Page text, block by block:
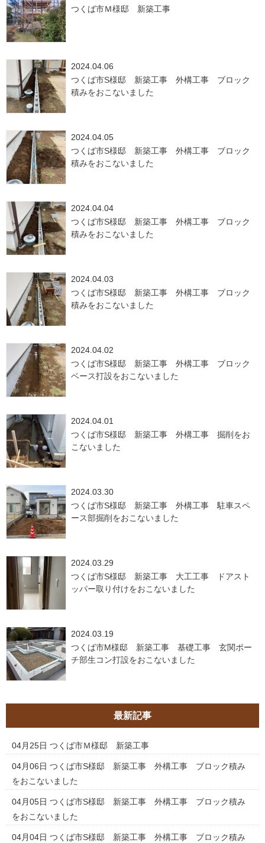
つくば市Ｍ様邸 新築工事
2024.04.06
つくば市S様邸 新築工事 外構工事 ブロック
積みをおこないました
2024.04.05
つくば市S様邸 新築工事 外構工事 ブロック
積みをおこないました
2024.04.04
つくば市S様邸 新築工事 外構工事 ブロック
積みをおこないました
2024.04.03
つくば市S様邸 新築工事 外構工事 ブロック
積みをおこないました
2024.04.02
つくば市S様邸 新築工事 外構工事 ブロック
ベース打設をおこないました
2024.04.01
つくば市S様邸 新築工事 外構工事 掘削をお
こないました
2024.03.30
つくば市S様邸 新築工事 外構工事 駐車スペ
ース部掘削をおこないました
2024.03.29
つくば市S様邸 新築工事 大工工事 ドアスト
ッパー取り付けをおこないました
2024.03.19
つくば市M様邸 新築工事 基礎工事 玄関ポー
チ部生コン打設をおこないました
最新記事
04月25日 つくば市Ｍ様邸 新築工事
04月06日 つくば市S様邸 新築工事 外構工事 ブロック積み
をおこないました
04月05日 つくば市S様邸 新築工事 外構工事 ブロック積み
をおこないました
04月04日 つくば市S様邸 新築工事 外構工事 ブロック積み